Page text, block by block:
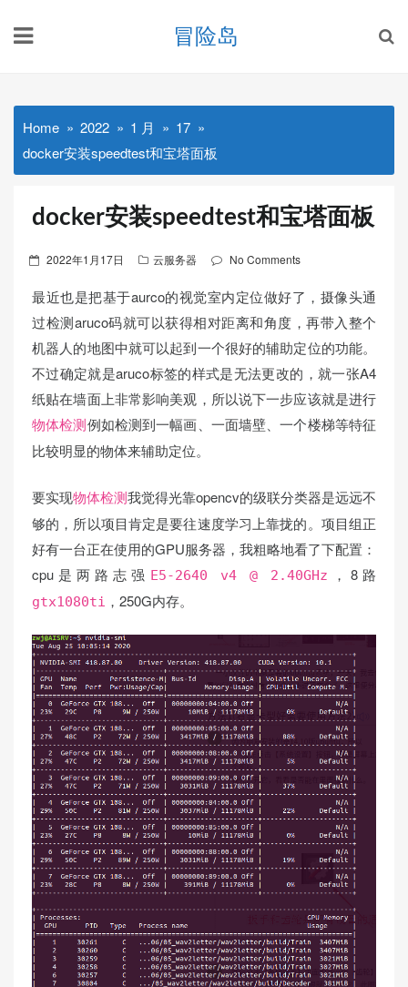
冒险岛
Home 2022 1 月
17
docker安装speedtest和宝塔面板
docker安装speedtest和宝塔面板
Posted
2022年1月17日 云服务器 No Comments
最近也是把基于aurco的视觉室内定位做好了，摄像头通
过检测aruco码就可以获得相对距离和角度，再带入整个
机器人的地图中就可以起到一个很好的辅助定位的功能。
不过确定就是aruco标签的样式是无法更改的，就一张A4
纸贴在墙面上非常影响美观，所以说下一步应该就是进行
物体检测 例如检测到一幅画、一面墙壁、一个楼梯等特征
比较明显的物体来辅助定位。
要实现物体检测我觉得光靠opencv的级联分类器是远远不
够的，所以项目肯定是要往速度学习上靠拢的。项目组正
好有一台正在使用的GPU服务器，我粗略地看了下配置：
cpu是两路志强 E5-2640 v4 @ 2.40GHz ，8路
gtx1080ti ，250G内存。